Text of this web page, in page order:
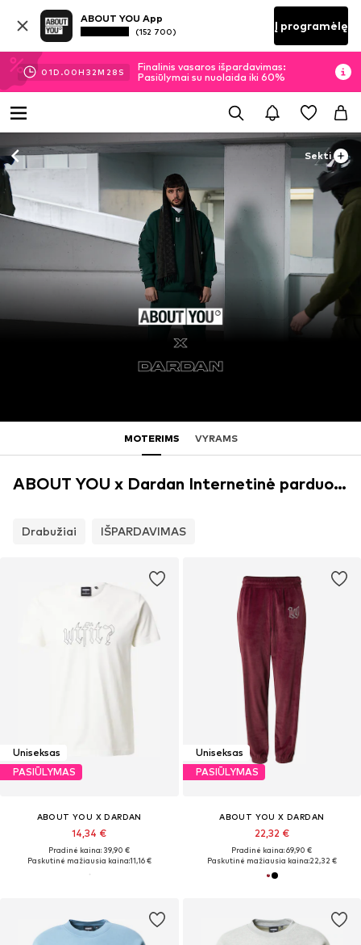
ABOUT YOU App
(152 700) Į programėlę
01D.00H 32M 28 S
Finalinis vasaros išpardavimas:
Pasiūlymai su nuolaida iki 60%
Sekti
MOTERIMS VYRAMS
ABOUT YOU x Dardan Internetinė parduotuvė
Drabužiai IŠPARDAVIMAS
Uniseksas
PASIŪLYMAS
ABOUT YOU X DARDAN
14,34 €
Pradinė kaina: 39,90 €
Paskutinė mažiausia kaina:11,16 €
Uniseksas
PASIŪLYMAS
ABOUT YOU X DARDAN
22,32 €
Pradinė kaina: 69,90 €
Paskutinė mažiausia kaina:22,32 €